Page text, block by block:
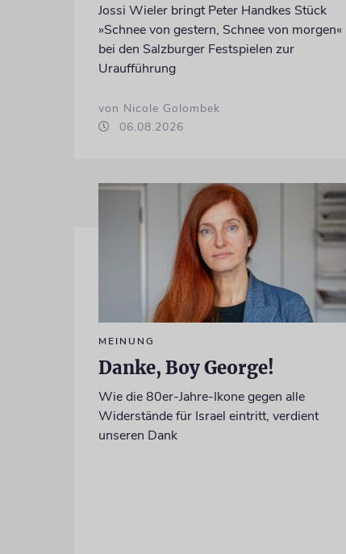
Jossi Wieler bringt Peter Handkes Stück
»Schnee von gestern, Schnee von morgen«
bei den Salzburger Festspielen zur
Uraufführung
von Nicole Golombek
06.08.2026
MEINUNG
Danke, Boy George!
Wie die 80er-Jahre-Ikone gegen alle
Widerstände für Israel eintritt, verdient
unseren Dank